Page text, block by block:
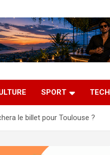
SPORT TECH
le billet pour Toulouse ?